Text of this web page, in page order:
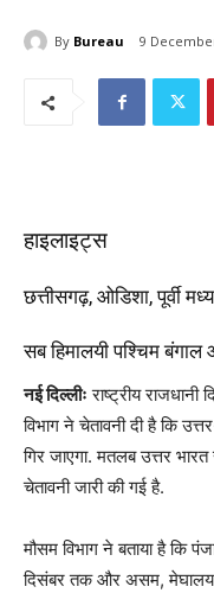
By Bureau 9
हाइलाइट्स
छत्तीसगढ़, ओडिशा, पूर्वी
सब हिमालयी पश्चिम
नई दिल्लीः राष्ट्रीय
विभाग ने चेतावनी दी है कि
गिर जाएगा. मतलब उत्तर
चेतावनी जारी की गई है.
मौसम विभाग ने बताया है कि
दिसंबर तक और असम, मेघालय,